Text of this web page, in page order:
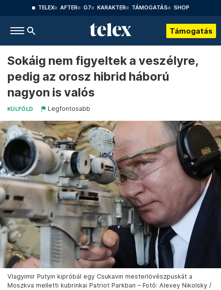
TELEX AFTER G7 KARAKTER TÁMOGATÁS SHOP
Támogatás
Sokáig nem figyeltek a veszélyre,
pedig az orosz hibrid háború
nagyon is valós
KÜLFÖLD Legfontosabb
Vlagyimir Putyin kipróbál egy Csukavin mesterlövészpuskát a
Moszkva melletti kubrinkai Patriot Parkban – Fotó: Alexey Nikolsky /